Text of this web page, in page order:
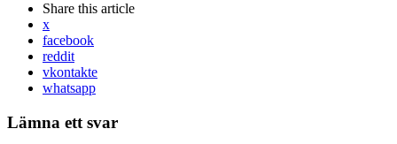
Share this article
x
facebook
reddit
vkontakte
whatsapp
Lämna ett svar